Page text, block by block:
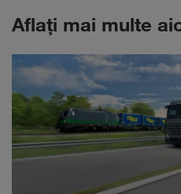
Aflați mai multe